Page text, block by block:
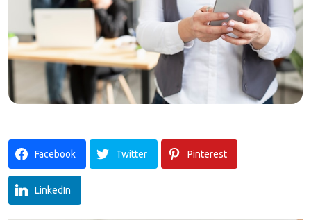
Facebook Twitter Pinterest
LinkedIn